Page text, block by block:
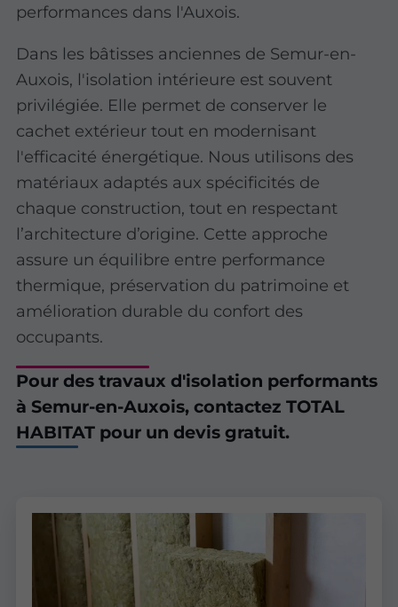
performances dans l'Auxois.
Dans les bâtisses anciennes de Semur-en-
Auxois, l'isolation intérieure est souvent
privilégiée. Elle permet de conserver le
cachet extérieur tout en modernisant
l'efficacité énergétique. Nous utilisons des
matériaux adaptés aux spécificités de
chaque construction, tout en respectant
l’architecture d’origine. Cette approche
assure un équilibre entre performance
thermique, préservation du patrimoine et
amélioration durable du confort des
occupants.
Pour des travaux d'isolation performants
à Semur-en-Auxois, contactez TOTAL
HABITAT pour un devis gratuit.